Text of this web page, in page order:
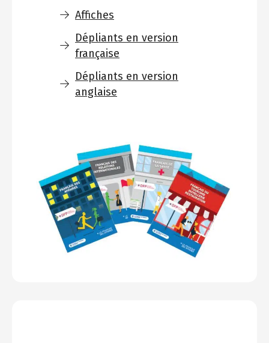
Affiches
Dépliants en version
française
Dépliants en version
anglaise